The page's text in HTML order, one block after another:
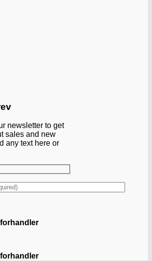
newsletter to get
sales and new
any text here or